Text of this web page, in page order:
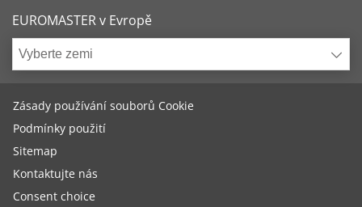
EUROMASTER v Evropě
Vyberte zemi
Zásady používání souborů Cookie
Podmínky použití
Sitemap
Kontaktujte nás
Consent choice